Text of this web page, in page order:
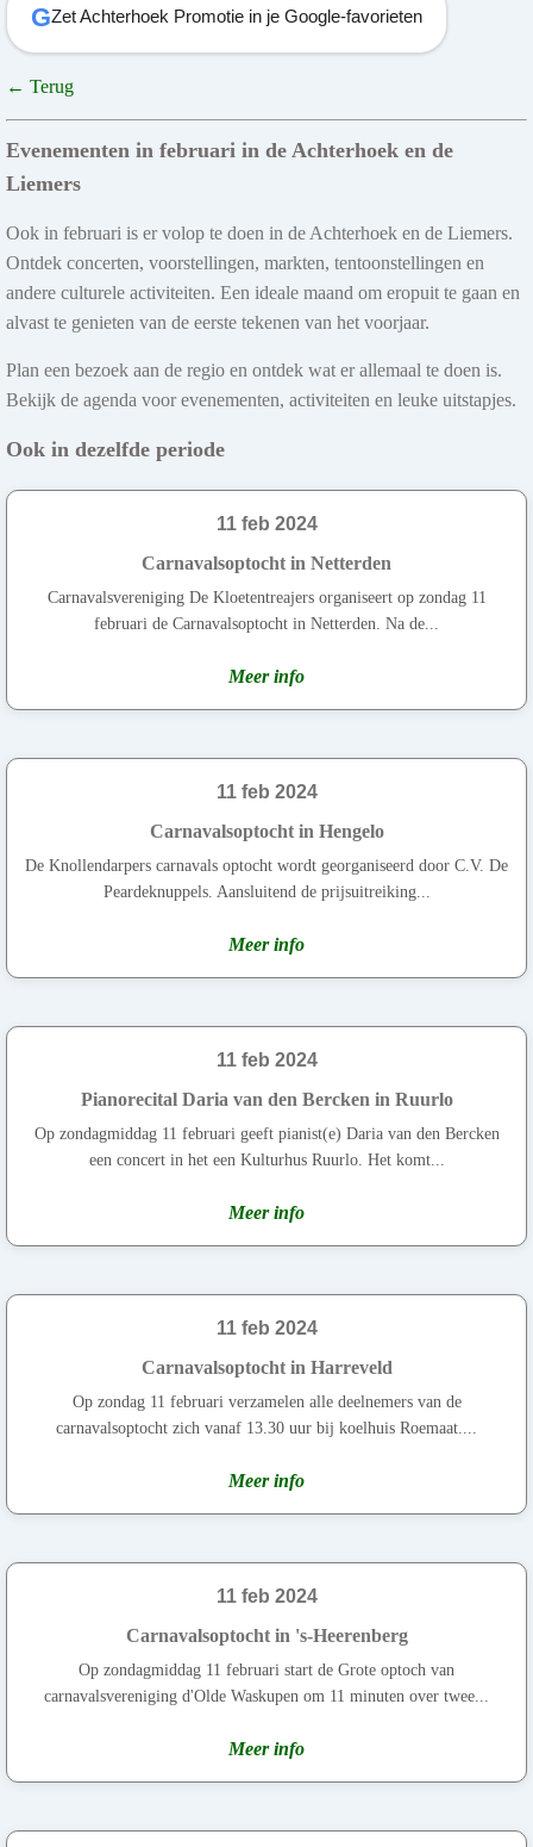
GZet Achterhoek Promotie in je Google-favorieten
← Terug
Evenementen in februari in de Achterhoek en de
Liemers
Ook in februari is er volop te doen in de Achterhoek en de Liemers.
Ontdek concerten, voorstellingen, markten, tentoonstellingen en
andere culturele activiteiten. Een ideale maand om eropuit te gaan en
alvast te genieten van de eerste tekenen van het voorjaar.
Plan een bezoek aan de regio en ontdek wat er allemaal te doen is.
Bekijk de agenda voor evenementen, activiteiten en leuke uitstapjes.
Ook in dezelfde periode
11 feb 2024
Carnavalsoptocht in Netterden
Carnavalsvereniging De Kloetentreajers organiseert op zondag 11
februari de Carnavalsoptocht in Netterden. Na de...
Meer info
11 feb 2024
Carnavalsoptocht in Hengelo
De Knollendarpers carnavals optocht wordt georganiseerd door C.V. De
Peardeknuppels. Aansluitend de prijsuitreiking...
Meer info
11 feb 2024
Pianorecital Daria van den Bercken in Ruurlo
Op zondagmiddag 11 februari geeft pianist(e) Daria van den Bercken
een concert in het een Kulturhus Ruurlo. Het komt...
Meer info
11 feb 2024
Carnavalsoptocht in Harreveld
Op zondag 11 februari verzamelen alle deelnemers van de
carnavalsoptocht zich vanaf 13.30 uur bij koelhuis Roemaat....
Meer info
11 feb 2024
Carnavalsoptocht in 's-Heerenberg
Op zondagmiddag 11 februari start de Grote optoch van
carnavalsvereniging d'Olde Waskupen om 11 minuten over twee...
Meer info